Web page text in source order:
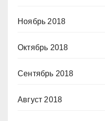
Ноябрь 2018
Октябрь 2018
Сентябрь 2018
Август 2018